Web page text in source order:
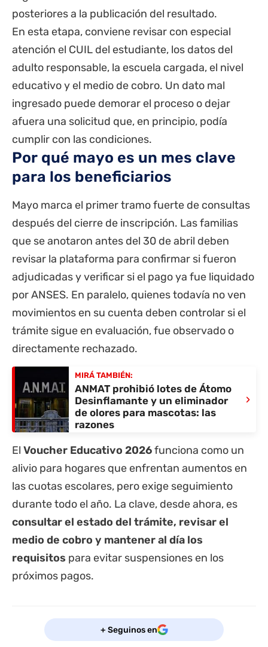
posteriores a la publicación del resultado.
En esta etapa, conviene revisar con especial
atención el CUIL del estudiante, los datos del
adulto responsable, la escuela cargada, el nivel
educativo y el medio de cobro. Un dato mal
ingresado puede demorar el proceso o dejar
afuera una solicitud que, en principio, podía
cumplir con las condiciones.
Por qué mayo es un mes clave
para los beneficiarios
Mayo marca el primer tramo fuerte de consultas
después del cierre de inscripción. Las familias
que se anotaron antes del 30 de abril deben
revisar la plataforma para confirmar si fueron
adjudicadas y verificar si el pago ya fue liquidado
por ANSES. En paralelo, quienes todavía no ven
movimientos en su cuenta deben controlar si el
trámite sigue en evaluación, fue observado o
directamente rechazado.
MIRÁ TAMBIÉN:
ANMAT prohibió lotes de Átomo
Desinflamante y un eliminador
de olores para mascotas: las
razones
›
El Voucher Educativo 2026funciona como un
alivio para hogares que enfrentan aumentos en
las cuotas escolares, pero exige seguimiento
durante todo el año. La clave, desde ahora, es
consultar el estado del trámite, revisar el
medio de cobro y mantener al día los
requisitos para evitar suspensiones en los
próximos pagos.
+ Seguinos en